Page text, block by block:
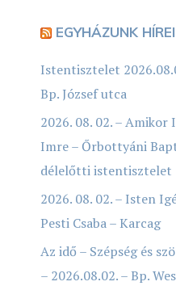
EGYHÁZUNK HÍREI
Istentisztelet
Bp. József utca
2026. 08. 02. –
Imre – Őrbottyáni
délelőtti istentisztelet
2026. 08. 02. – Isten
Pesti Csaba – Karcag
Az idő – Szépség és
– 2026.08.02. – Bp.